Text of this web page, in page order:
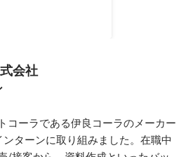
会社
コーラである伊良コーラのメーカー
ターンに取り組みました。在職中